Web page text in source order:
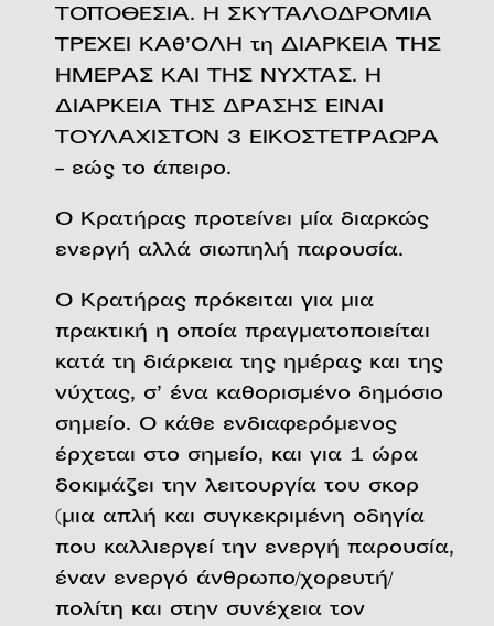
ΤΟΠΟΘΕΣΙΑ. Η ΣΚΥΤΑΛΟΔΡΟΜΙΑ
ΤΡΕΧΕΙ ΚΑθ’ΟΛΗ τη ΔΙΑΡΚΕΙΑ ΤΗΣ
ΗΜΕΡΑΣ ΚΑΙ ΤΗΣ ΝΥΧΤΑΣ. Η
ΔΙΑΡΚΕΙΑ ΤΗΣ ΔΡΑΣΗΣ ΕΙΝΑΙ
ΤΟΥΛΑΧΙΣΤΟΝ 3 ΕΙΚΟΣΤΕΤΡΑΩΡΑ
– εώς το άπειρο.
Ο Κρατήρας προτείνει μία διαρκώς
ενεργή αλλά σιωπηλή παρουσία.
Ο Κρατήρας πρόκειται για μια
πρακτική η οποία πραγματοποιείται
κατά τη διάρκεια της ημέρας και της
νύχτας, σ’ ένα καθορισμένο δημόσιο
σημείο. Ο κάθε ενδιαφερόμενος
έρχεται στο σημείο, και για 1 ώρα
δοκιμάζει την λειτουργία του σκορ
(μια απλή και συγκεκριμένη οδηγία
που καλλιεργεί την ενεργή παρουσία,
έναν ενεργό άνθρωπο/χορευτή/
πολίτη και στην συνέχεια τον